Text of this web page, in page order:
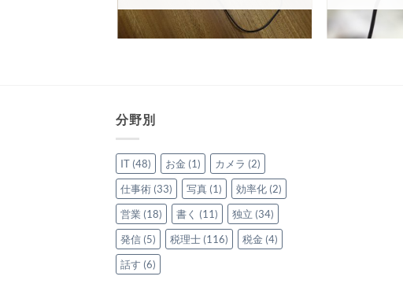
分野別
IT (48) お金 (1) カメラ (2)
仕事術 (33) 写真 (1) 効率化 (2)
営業 (18) 書く (11) 独立 (34)
発信 (5) 税理士 (116) 税金 (4)
話す (6)